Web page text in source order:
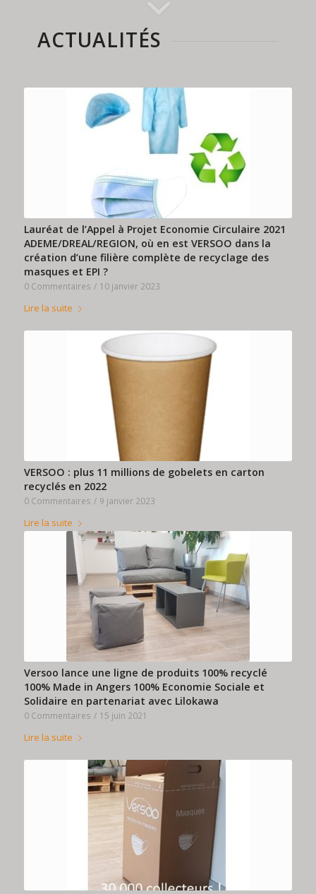
ACTUALITÉS
Lauréat de l’Appel à Projet Economie Circulaire 2021
ADEME/DREAL/REGION, où en est VERSOO dans la
création d’une filière complète de recyclage des
masques et EPI ?
0 Commentaires / 10 janvier 2023
Lire la suite
VERSOO : plus 11 millions de gobelets en carton
recyclés en 2022
0 Commentaires / 9 janvier 2023
Lire la suite
Versoo lance une ligne de produits 100% recyclé
100% Made in Angers 100% Economie Sociale et
Solidaire en partenariat avec Lilokawa
0 Commentaires / 15 juin 2021
Lire la suite